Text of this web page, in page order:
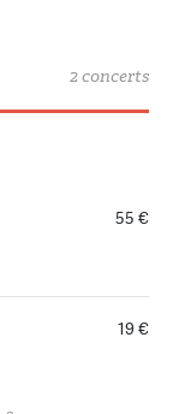
2 concerts
55 €
19 €